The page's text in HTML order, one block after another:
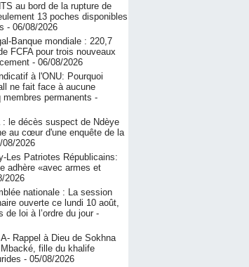
au bord de la rupture de
13 poches disponibles
- 06/08/2026
Banque mondiale : 220,7
FCFA pour trois nouveaux
- 06/08/2026
à l'ONU: Pourquoi
ne fait face à aucune
permanents -
: le décès suspect de Ndèye
au cœur d'une enquête de la
08/2026
Les Patriotes Républicains:
adhère «avec armes et
2026
nationale : La session
ouverte ce lundi 10 août,
de loi à l’ordre du jour -
Rappel à Dieu de Sokhna
fille du khalife
- 05/08/2026